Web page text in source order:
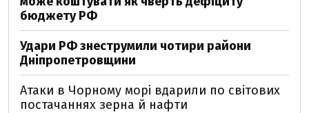
бюджету РФ
Удари РФ знеструмили чотири райони
Дніпропетровщини
Атаки в Чорному морі вдарили по світових
постачаннях зерна й нафти